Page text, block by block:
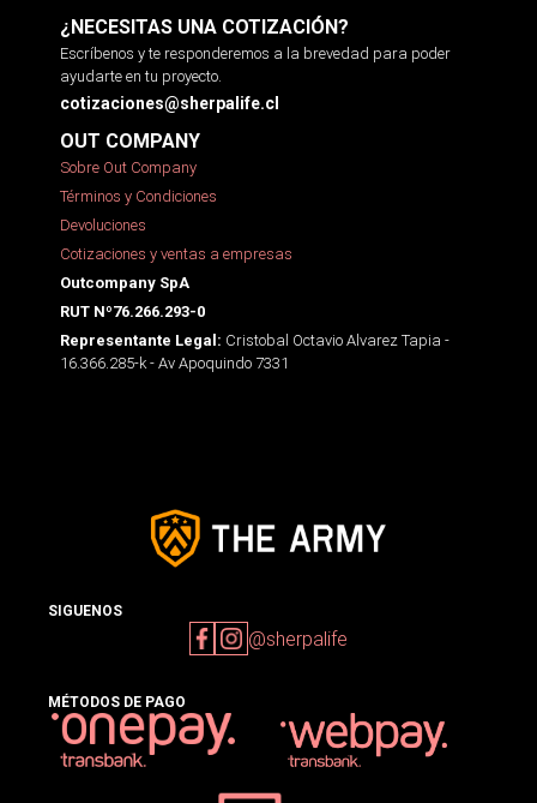
¿NECESITAS UNA COTIZACIÓN?
Escríbenos y te responderemos a la brevedad para poder
ayudarte en tu proyecto.
cotizaciones@sherpalife.cl
OUT COMPANY
Sobre Out Company
Términos y Condiciones
Devoluciones
Cotizaciones y ventas a empresas
Outcompany SpA
RUT Nº76.266.293-0
Representante Legal: Cristobal Octavio Alvarez Tapia -
16.366.285-k - Av Apoquindo 7331
SIGUENOS
@sherpalife
MÉTODOS DE PAGO